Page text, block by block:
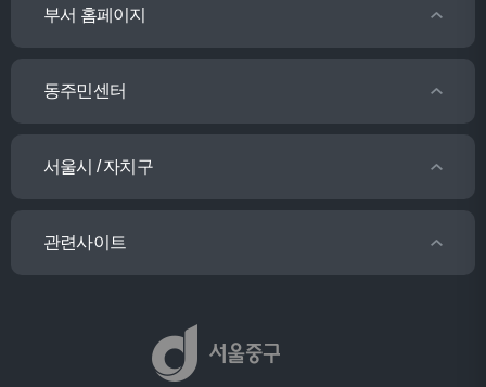
부서 홈페이지
동주민센터
서울시 / 자치구
관련사이트